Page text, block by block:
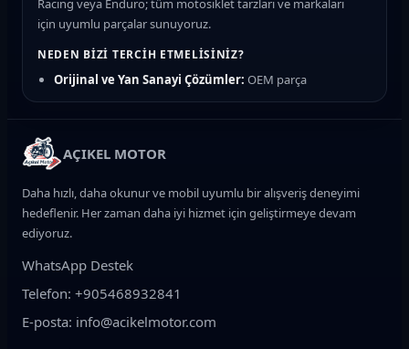
Racing veya Enduro; tüm motosiklet tarzları ve markaları
için uyumlu parçalar sunuyoruz.
NEDEN BIZI TERCIH ETMELISINIZ?
Orijinal ve Yan Sanayi Çözümler: OEM parça
kalitesinde güvenilir seçenekler
Uzman Destek:
uyumluluk desteği
Güvenli Ödeme:Kredi kartı ve taksit imkanları
ÜRÜN KATEGORILERIMIZ
Fren Sistemi:Fren balatası, fren diski, manetler, fren
hidrolik sıvısı ve merkezler
Motor ve Bakım:Motosiklet yağı, yağ filtresi, hava filtresi,
AÇIKEL MOTOR
Daha hızlı, daha okunur ve mobil uyumlu bir alışveriş deneyimi
hedeflenir. Her zaman daha iyi hizmet için geliştirmeye devam
ediyoruz.
WhatsApp Destek
Telefon: +905468932841
E-posta: info@acikelmotor.com